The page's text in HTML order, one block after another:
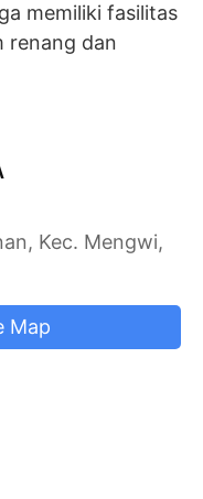
memiliki fasilitas
renang dan
Kec. Mengwi,
Map